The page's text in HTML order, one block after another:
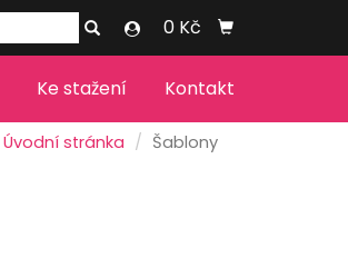
0 Kč
Ke stažení Kontakt
Úvodní stránka Šablony